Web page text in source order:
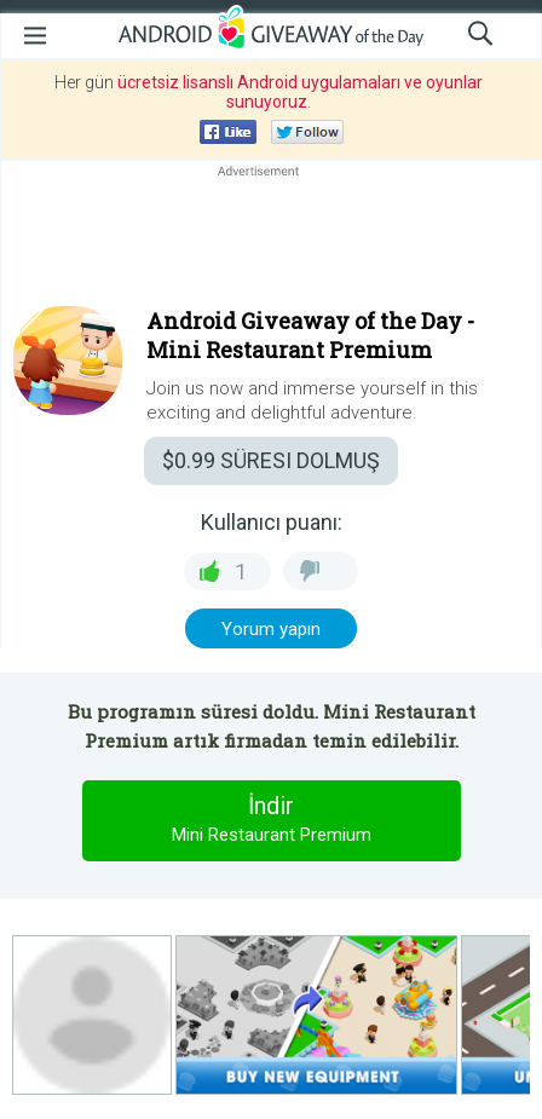
Her gün ücretsiz lisanslı Android uygulamaları ve oyunlar
sunuyoruz
Android Giveaway of the Day -
Mini Restaurant Premium
Join us now and immerse yourself in this
exciting and delightful adventure.
$0.99 SÜRESI DOLMUŞ
Kullanıcı puanı:
1
Yorum yapın
Bu programın süresi doldu. Mini Restaurant
Premium artık firmadan temin edilebilir.
İndir
Mini Restaurant Premium